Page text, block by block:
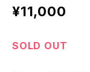
¥11,000
SOLD OUT